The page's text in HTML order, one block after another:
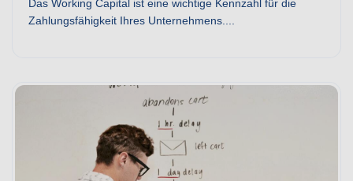
Das Working Capital ist eine wichtige Kennzahl für die
Zahlungsfähigkeit Ihres Unternehmens....